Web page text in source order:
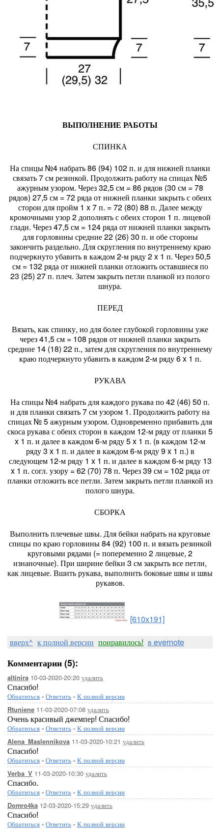
ВЫПОЛНЕНИЕ РАБОТЫ
СПИНКА
На спицы №4 набрать 86 (94) 102 п. и для нижней планки
связать 7 см резинкой. Продолжить работу на спицах №5
ажурным узором. Через 32,5 см = 86 рядов (30 см = 78
рядов) 27,5 см = 72 ряда от нижней планки закрыть с обеих
сторон для пройм 1 x 7 п. = 72 (80) 88 п. Далее между
кромочными узор 2 дополнять с обеих сторон 1 п. лицевой
глади. Через 47,5 см = 124 ряда от нижней планки закрыть
для горловины средние 22 (26) 30 п. и обе стороны
закончить раздельно. Для скругления по внутреннему краю
подчеркнуто убавить в каждом 2-м ряду 2 x 1 п. Через 50,5
см = 132 ряда от нижней планки отложить оставшиеся по
23 (25) 27 п. плеч. Затем закрыть петли планкой из полого
шнура.
ПЕРЕД
Вязать, как спинку, но для более глубокой горловины уже
через 41,5 см = 108 рядов от нижней планки закрыть
средние 14 (18) 22 п., затем для скругления по внутреннему
краю подчеркнуто убавить в каждом 2-м ряду 6 x 1 п.
РУКАВА
На спицы №4 набрать для каждого рукава по 42 (46) 50 п.
и для планки связать 7 см узором 1. Продолжить работу на
спицах № 5 ажурным узором. Одновременно прибавить для
скоса рукава с обеих сторон в каждом 12-м ряду от планки 5
x 1 п. и далее в каждом 6-м ряду 5 x 1 п. (в каждом 12-м
ряду 3 x 1 п. и далее в каждом 6-м ряду 9 x 1 п.) в
следующем 12-м ряду 1 x 1 п. и далее в каждом 6-м ряду 13
x 1 п. согл. узору = 62 (70) 78 п. Через 39 см = 102 ряда от
планки отложить все петли. Затем закрыть петли планкой из
полого шнура.
СБОРКА
Выполнить плечевые швы. Для бейки набрать на круговые
спицы по краю горловины 84 (92) 100 п. и вязать резинкой
круговыми рядами (= попеременно 2 лицевые, 2
изнаночные). При ширине бейки 3 см закрыть все петли,
как лицевые. Вшить рукава, выполнить боковые швы и швы
рукавов.
[610x191]
вверх^ к полной версии понравилось! в evernote
Комментарии (5):
altinira 10-03-2020-20:20 удалить
Спасибо!
Обратиться - Ответить - К полной версии
Rtuniene 11-03-2020-07:08 удалить
Очень красивый джемпер! Спасибо!
Обратиться - Ответить - К полной версии
Alena_Maslennikova 11-03-2020-10:21 удалить
Спасибо!
Обратиться - Ответить - К полной версии
Verba_V 11-03-2020-10:30 удалить
Спасибо.
Обратиться - Ответить - К полной версии
Domro4ka 12-03-2020-15:29 удалить
Спасибо!
Обратиться - Ответить - К полной версии